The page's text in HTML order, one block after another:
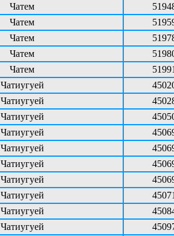
Чатем
Чатем
Чатем
Чатем
Чатем
Чатиугуей
Чатиугуей
Чатиугуей
Чатиугуей
Чатиугуей
Чатиугуей
Чатиугуей
Чатиугуей
Чатиугуей
Чатиугуей